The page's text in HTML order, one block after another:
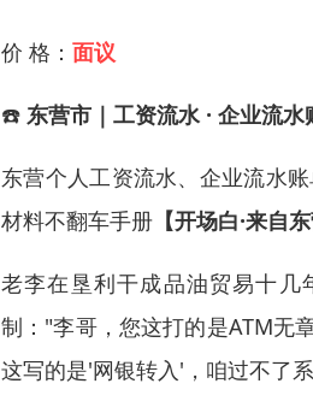
价 格： 面议
☎️ 东营市｜工资流水 · 企业流
东营个人工资流水、企业流水
材料不翻车手册 【开场白·来自
老李在垦利干成品油贸易十
制："李哥，您这打的是ATM无
这写的是'网银转入'，咱过不了